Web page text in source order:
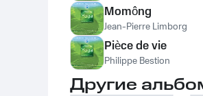
Momông
Jean-Pierre Limborg
Pièce de vie
Philippe Bestion
Другие